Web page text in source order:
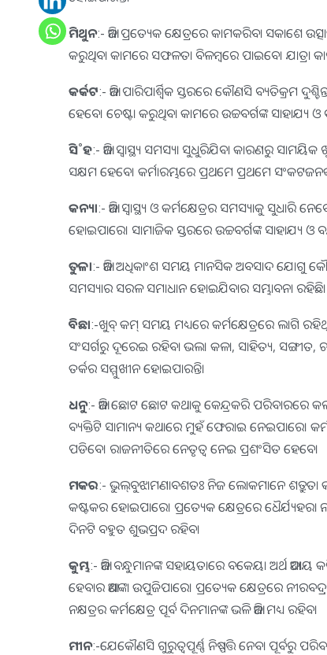
ମିଥୁନ:- ଆଜି ପ୍ରତ୍ୟେକ କ୍ଷେତ୍ରରେ କାମକରିବା ସକାଶେ
କରୁଥିବା କାମରେ ସଫଳତା ବିଳମ୍ବରେ ପାଇବେ। ଯାତ୍ରା
କର୍କଟ:- ଆଜି ପାରିପାର୍ଶ୍ୱିକ ସ୍ତରରେ କୌଣସି ବ୍ୟତିକ୍ରମ
ହେବେ। ଚେଷ୍ଟା କରୁଥିବା କାମରେ ଉଚ୍ଚବର୍ଗଙ୍କ ସାହାଯ୍ୟ
ସି˚ହ:- ଆଜି ସ୍ବାସ୍ଥ୍ୟ ସମସ୍ୟା ସୁଧୁରିଯିବା କାରଣରୁ
ସକ୍ଷମ ହେବେ। କର୍ମାରମ୍ଭରେ ପ୍ରଥମେ ପ୍ରଥମେ
କନ୍ୟା:- ଆଜି ସ୍ବାସ୍ଥ୍ୟ ଓ କର୍ମକ୍ଷେତ୍ରର ସମସ୍ୟାକୁ ସୁଧାରି
ହୋଇପାରେ। ସାମାଜିକ ସ୍ତରରେ ଉଚ୍ଚବର୍ଗଙ୍କ ସାହାଯ୍ୟ ଓ
ତୁଳା:- ଆଜି ଅଧିକାଂଶ ସମୟ ମାନସିକ ଅବସାଦ ଯୋଗୁ
ସମସ୍ୟାର ସରଳ ସମାଧାନ ହୋଇଯିବାର ସମ୍ଭାବନା ରହିଛି।
ବିଛା:-ଖୁବ୍‌ କମ୍‌ ସମୟ ମଧ୍ୟରେ କର୍ମକ୍ଷେତ୍ରରେ ଲାଗି
ସଂସର୍ଗରୁ ଦୂରେଇ ରହିବା ଭଲ। କଳା, ସାହିତ୍ୟ, ସଙ୍ଗୀତ,
ତର୍କର ସମ୍ମୁଖୀନ ହୋଇପାରନ୍ତି।
ଧନୁ:- ଆଜି ଛୋଟ ଛୋଟ କଥାକୁ କେନ୍ଦ୍ରକରି ପରିବାରରେ
ବ୍ୟକ୍ତିଟି ସାମାନ୍ୟ କଥାରେ ମୁହଁ ଫେରାଇ ନେଇପାରେ।
ପଡିବେ। ରାଜନୀତିରେ ନେତୃତ୍ୱ ନେଇ ପ୍ରଶଂସିତ ହେବେ।
ମକର:- ଭୁଲ୍‌ବୁଝାମଣାବଶତଃ ନିଜ ଲୋକମାନେ ଶତ୍ରୁତା
କଷ୍ଟକର ହୋଇପାରେ। ପ୍ରତ୍ୟେକ କ୍ଷେତ୍ରରେ
ଦିନଟି ବହୁତ ଶୁଭପ୍ରଦ ରହିବ।
କୁମ୍ଭ:- ଆଜି ବନ୍ଧୁମାନଙ୍କ ସହାୟତାରେ ବକେୟା ଅର୍ଥ
ହେବାର ଆଶଙ୍କା ଉପୁଜିପାରେ। ପ୍ରତ୍ୟେକ କ୍ଷେତ୍ରରେ
ନକ୍ଷତ୍ରର କର୍ମକ୍ଷେତ୍ର ପୂର୍ବ ଦିନମାନଙ୍କ ଭଳି ଆଜି ମଧ୍ୟ ରହିବ।
ମୀନ:-ଯେକୌଣସି ଗୁରୁତ୍ୱପୂର୍ଣ୍ଣ ନିଷ୍ପତ୍ତି ନେବା ପୂର୍ବରୁ